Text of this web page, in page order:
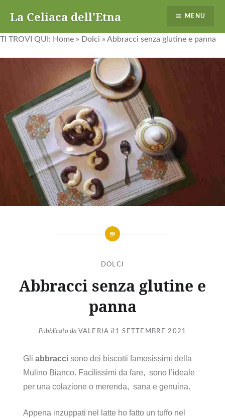
La Celiaca dell'Etna MENU
TI TROVI QUI: Home » Dolci » Abbracci senza glutine e panna
DOLCI
Abbracci senza glutine e
panna
Pubblicato da VALERIA il 1 SETTEMBRE 2021
Gli abbraccisono dei biscotti famosissimi della
Mulino Bianco. Facilissimi da fare, sono l’ideale
per una colazione o merenda, sana e genuina.
Appena inzuppati nel latte ho fatto un tuffo nel